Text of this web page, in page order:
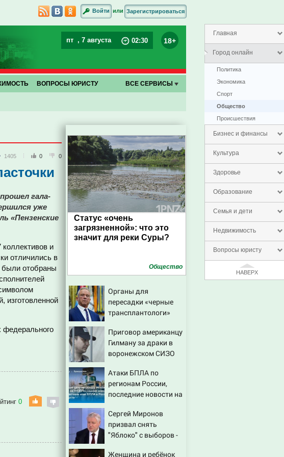
Главная
Город онлайн
Политика
Экономика
Спорт
Общество
Проиcшествия
Бизнес и финансы
Культура
Здоровье
Образование
Семья и дети
Недвижимость
Вопросы юристу
НАВЕРХ
Войти или Зарегистрироваться
пт , 7 августа 02:30 18+
ВОПРОСЫ ЮРИСТУ ВСЕ СЕРВИСЫ
1405 0 0
гала-
уже
«Пензенские
и
отличились в
отобраны
изготовленной
федерального
0
Статус «очень
загрязненной»: что это
значит для реки Суры?
Общество
Органы для
пересадки «черные
трансплантологи»
живых пациентов
Приговор американцу
Гилману за драки в
воронежском СИЗО
ужесточить - Новости
на Вести.ru
Атаки БПЛА по
регионам России,
последние новости на
последствия, атаки на
склады Wildberries,
состояние
Сергей Миронов
призвал снять
"Яблоко" с выборов -
Женщина и ребёнок